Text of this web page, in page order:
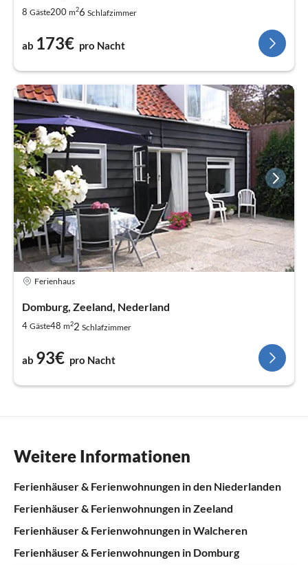
8 Gäste200 m26 Schlafzimmer
ab 173€ pro Nacht
Ferienhaus
Domburg, Zeeland, Nederland
4 Gäste48 m22 Schlafzimmer
ab 93€ pro Nacht
Weitere Informationen
Ferienhäuser & Ferienwohnungen in den Niederlanden
Ferienhäuser & Ferienwohnungen in Zeeland
Ferienhäuser & Ferienwohnungen in Walcheren
Ferienhäuser & Ferienwohnungen in Domburg